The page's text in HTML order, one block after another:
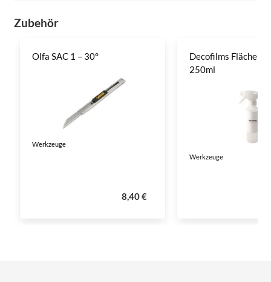
Zubehör
Olfa SAC 1 – 30°
Werkzeuge
8,40 €
Decofilms
250ml
Werkzeuge